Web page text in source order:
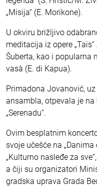
„Misija“ (E. Morikone).
U okviru brižljivo
meditacija iz opere
Šuberta, kao i popularna
vasà (E. di Kapua).
Primadona Jovanović,
ansambla, otpevala je na
„Serenadu“.
Ovim besplatnim
svoje učešće na
„Kulturno nasleđe za
a čiji su organizatori
gradska uprava Grada